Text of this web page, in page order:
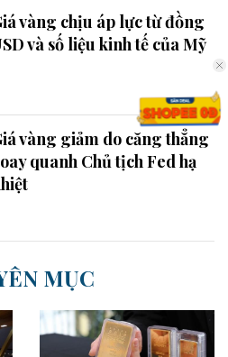
vàng chịu áp lực từ đồng
và số liệu kinh tế của Mỹ
vàng giảm do căng thẳng
quanh Chủ tịch Fed hạ
MỤC